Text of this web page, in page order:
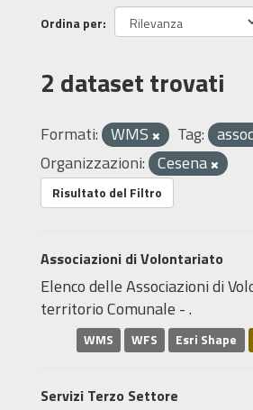
Ordina per
2 dataset trovati
Formati: WMS Tag:
Organizzazioni: Cesena
Risultato del Filtro
Associazioni di Volontariato
Elenco delle Associazioni di
territorio Comunale - .
WMS WFS Esri Shape
Servizi Terzo Settore